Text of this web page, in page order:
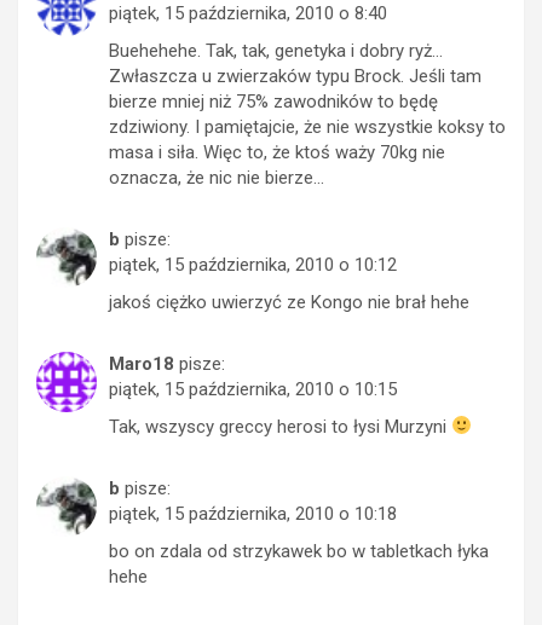
piątek, 15 października, 2010 o 8:40
Buehehehe. Tak, tak, genetyka i dobry ryż…
Zwłaszcza u zwierzaków typu Brock. Jeśli tam
bierze mniej niż 75% zawodników to będę
zdziwiony. I pamiętajcie, że nie wszystkie koksy to
masa i siła. Więc to, że ktoś waży 70kg nie
oznacza, że nic nie bierze…
b pisze:
piątek, 15 października, 2010 o 10:12
jakoś ciężko uwierzyć ze Kongo nie brał hehe
Maro18 pisze:
piątek, 15 października, 2010 o 10:15
Tak, wszyscy greccy herosi to łysi Murzyni
b pisze:
piątek, 15 października, 2010 o 10:18
bo on zdala od strzykawek bo w tabletkach łyka
hehe